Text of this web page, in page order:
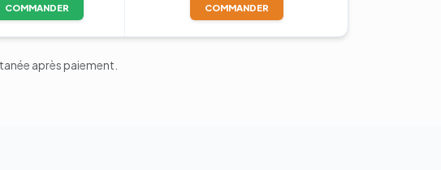
COMMANDER COMMANDER
après paiement.